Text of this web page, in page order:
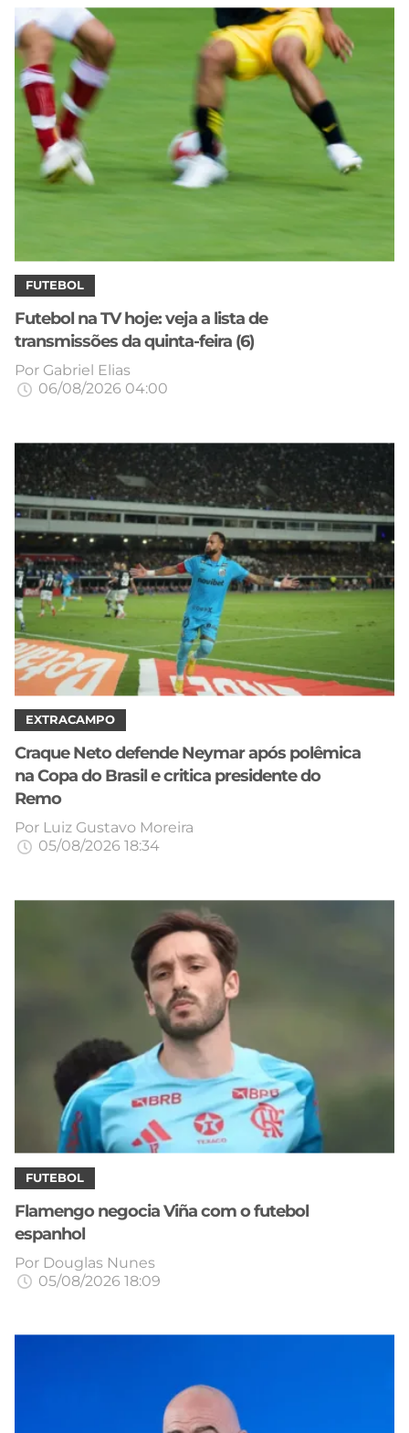
ONLINE
2026
GRÊMIO
ATLÉTICO
MG
CRUZEIRO
LALIGA
FUTEBOL
Futebol na TV hoje: veja a lista de
transmissões da quinta-feira (6)
Por Gabriel Elias
06/08/2026 04:00
EXTRACAMPO
Craque Neto defende Neymar após polêmica
na Copa do Brasil e critica presidente do
Remo
Por Luiz Gustavo Moreira
05/08/2026 18:34
FUTEBOL
Flamengo negocia Viña com o futebol
espanhol
Por Douglas Nunes
05/08/2026 18:09